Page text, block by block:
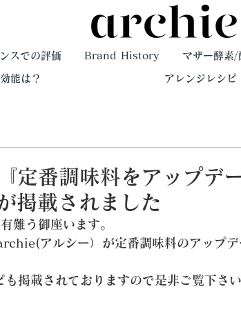
スでの評価 Brand History マザー酵素
能は？ アレンジレシピ
番調味料をアップデー
掲載されました
難う御座います。
アルシー）が定番調味料のアップデ
掲載されておりますので是非ご覧下さい